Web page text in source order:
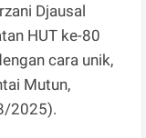
Djausal
HUT ke-80
cara unik,
Mutun,
2025).